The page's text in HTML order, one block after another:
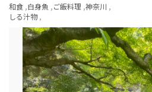
和食 ,白身魚 ,ご飯料理 ,神奈川 ,
しる汁物,